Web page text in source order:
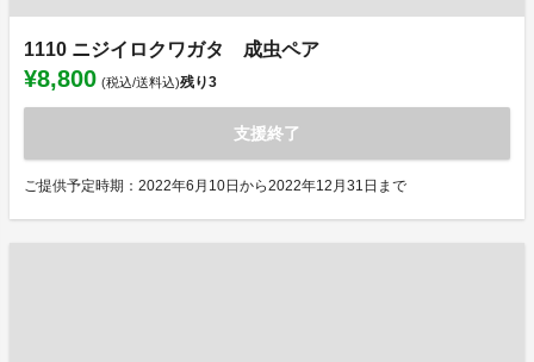
1110 ニジイロクワガタ 成虫ペア
¥8,800 (税込/送料込)残り3
支援終了
ご提供予定時期：2022年6月10日から2022年12月31日まで